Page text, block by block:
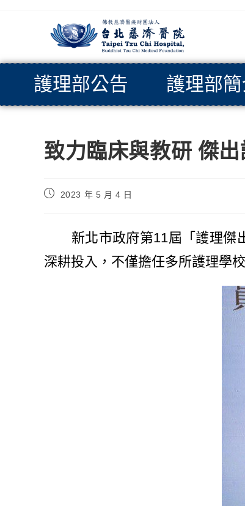
護理部公告 護理部
致力臨床與教研 傑
2023 年 5 月 4 日
新北市政府第11屆「護理傑出
深耕投入，不僅擔任多所護理學